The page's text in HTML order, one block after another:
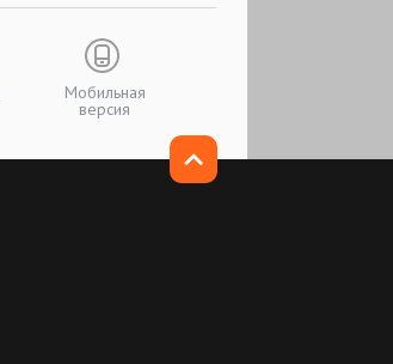
Мобильная
версия